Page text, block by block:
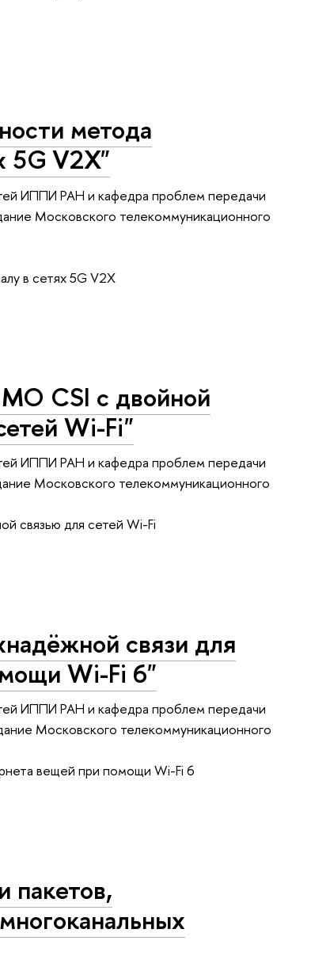
метода
5G V2X"
ИППИ РАН и кафедра проблем передачи
Московского телекоммуникационного
в сетях 5G V2X
CSI с двойной
Wi-Fi"
ИППИ РАН и кафедра проблем передачи
Московского телекоммуникационного
связью для сетей Wi-Fi
связи для
Wi-Fi 6"
ИППИ РАН и кафедра проблем передачи
Московского телекоммуникационного
вещей при помощи Wi-Fi 6
пакетов,